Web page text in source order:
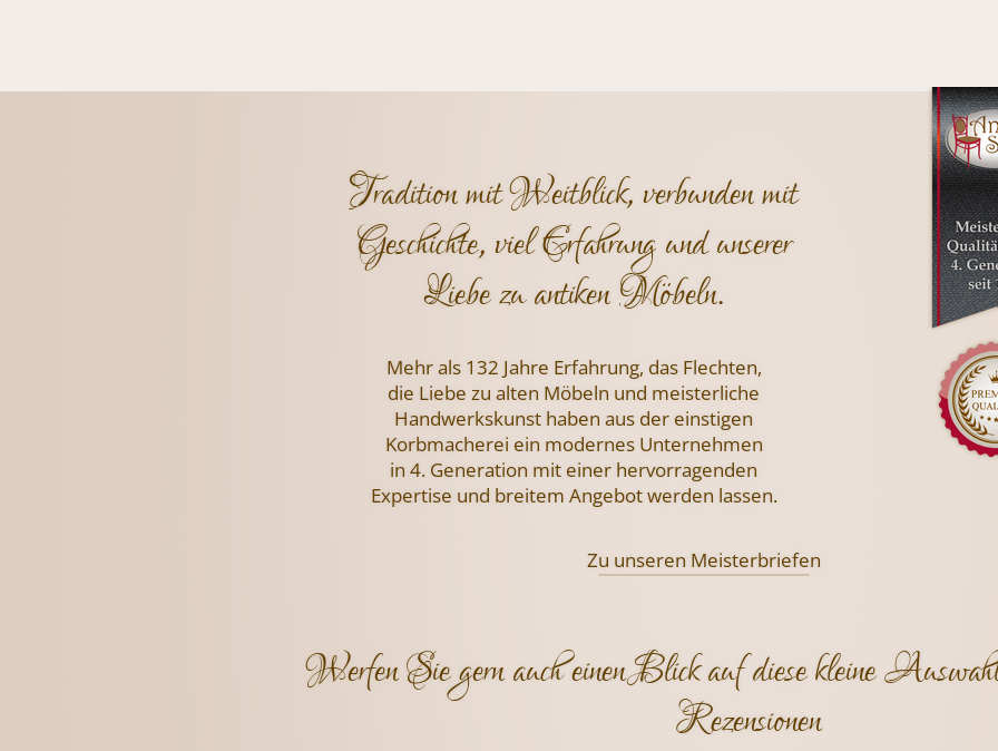
Tradition mit Weitblick, verbunden mit
Geschichte, viel Erfahrung und unserer
Liebe zu antiken Möbeln.
Mehr als 132 Jahre Erfahrung, das Flechten,
die Liebe zu alten Möbeln und meisterliche
Handwerkskunst haben aus der einstigen
Korbmacherei ein modernes Unternehmen
in 4. Generation mit einer hervorragenden
Expertise und breitem Angebot werden lassen.
Zu unseren Meisterbriefen
Werfen Sie gern auch einen Blick auf diese kleine
Rezensionen